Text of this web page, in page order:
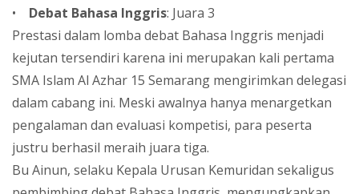
• Debat Bahasa Inggris: Juara 3
Prestasi dalam lomba debat Bahasa Inggris menjadi
kejutan tersendiri karena ini merupakan kali pertama
SMA Islam Al Azhar 15 Semarang mengirimkan delegasi
dalam cabang ini. Meski awalnya hanya menargetkan
pengalaman dan evaluasi kompetisi, para peserta
justru berhasil meraih juara tiga.
Bu Ainun, selaku Kepala Urusan Kemuridan sekaligus